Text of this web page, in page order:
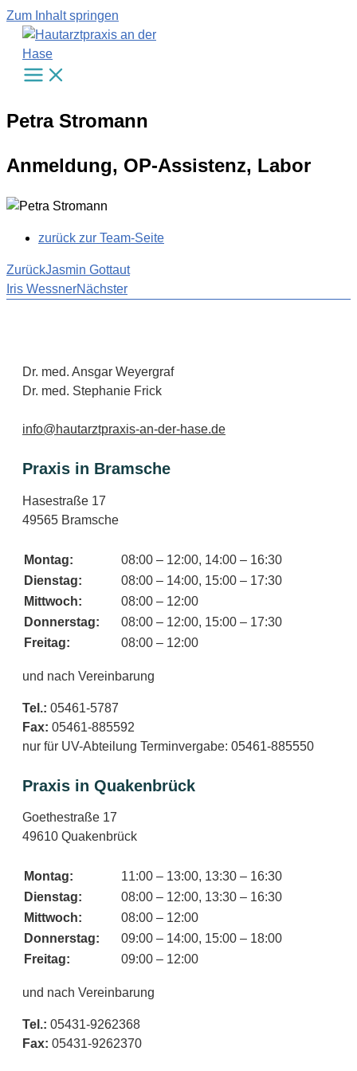
Zum Inhalt springen
Petra Stromann
Anmeldung, OP-Assistenz, Labor
zurück zur Team-Seite
ZurückJasmin Gottaut
Iris WessnerNächster
Dr. med. Ansgar Weyergraf
Dr. med. Stephanie Frick
info@hautarztpraxis-an-der-hase.de
Praxis in Bramsche
Hasestraße 17
49565 Bramsche
Montag:
08:00 – 12:00, 14:00 – 16:30
Dienstag:
08:00 – 14:00, 15:00 – 17:30
Mittwoch:
08:00 – 12:00
Donnerstag:
08:00 – 12:00, 15:00 – 17:30
Freitag:
08:00 – 12:00
und nach Vereinbarung
Tel.: 05461-5787
Fax: 05461-885592
nur für UV-Abteilung Terminvergabe: 05461-885550
Praxis in Quakenbrück
Goethestraße 17
49610 Quakenbrück
Montag:
11:00 – 13:00, 13:30 – 16:30
Dienstag:
08:00 – 12:00, 13:30 – 16:30
Mittwoch:
08:00 – 12:00
Donnerstag:
09:00 – 14:00, 15:00 – 18:00
Freitag:
09:00 – 12:00
und nach Vereinbarung
Tel.: 05431-9262368
Fax: 05431-9262370